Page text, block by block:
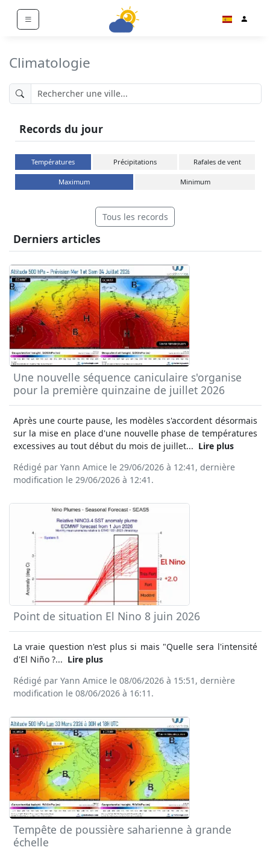
Climatologie
Records du jour
Températures Précipitations Rafales de vent
Maximum Minimum
Tous les records
Derniers articles
Une nouvelle séquence caniculaire s'organise
pour la première quinzaine de juillet 2026
Après une courte pause, les modèles s'accordent désormais
sur la mise en place d'une nouvelle phase de températures
excessives au tout début du mois de juillet... Lire plus
Rédigé par Yann Amice le 29/06/2026 à 12:41, dernière
modification le 29/06/2026 à 12:41.
Point de situation El Nino 8 juin 2026
La vraie question n'est plus si mais "Quelle sera l'intensité
d'El Niño ?... Lire plus
Rédigé par Yann Amice le 08/06/2026 à 15:51, dernière
modification le 08/06/2026 à 16:11.
Tempête de poussière saharienne à grande
échelle